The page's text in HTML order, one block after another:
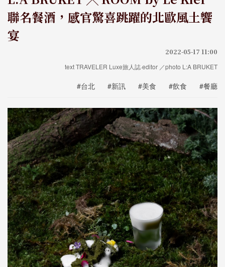
聯名餐酒，感官驚喜跳躍的北歐風土饗
宴
2022-05-17 11:00
text TRAVELER Luxe旅人誌·editor ／photo L:A BRUKET
#台北 #新訊 #美食 #飲食 #餐廳